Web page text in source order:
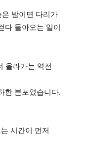
밤이면 다리가
다 돌아오는 일이
올라가는 역전
한 분포였습니다.
시간이 먼저